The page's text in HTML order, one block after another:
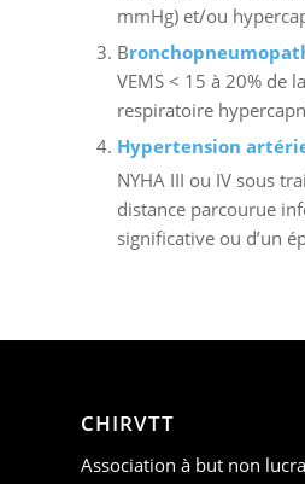
mmHg) et/ou
B
VEMS < 15 à 20% de
respiratoire
Hypertension
NYHA III ou IV sous
distance parcourue
significative ou d’un
CHIRVTT
Association à but non